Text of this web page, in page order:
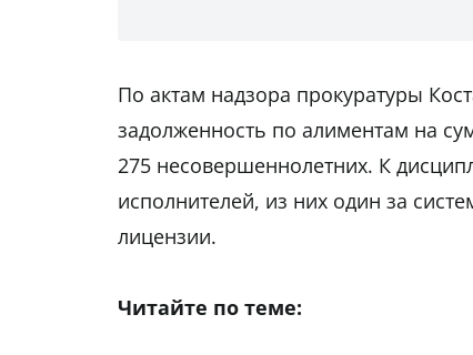
По актам надзора прокуратуры
задолженность по алиментам на
275 несовершеннолетних. К
исполнителей, из них один за
лицензии.
Читайте по теме: